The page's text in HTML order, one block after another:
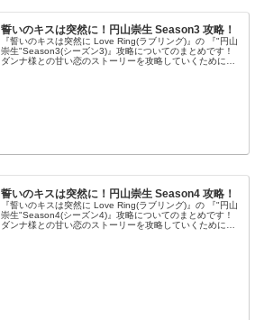
誓いのキスは突然に！円山崇生 Season3 攻略！
『誓いのキスは突然に Love Ring(ラブリング)』の 『"円山
崇生"Season3(シーズン3)』攻略についてのまとめです！
ダンナ様との甘い恋のストーリーを攻略していくために
誓いのキスは突然に！円山崇生 Season4 攻略！
『誓いのキスは突然に Love Ring(ラブリング)』の 『"円山
崇生"Season4(シーズン4)』攻略についてのまとめです！
ダンナ様との甘い恋のストーリーを攻略していくために